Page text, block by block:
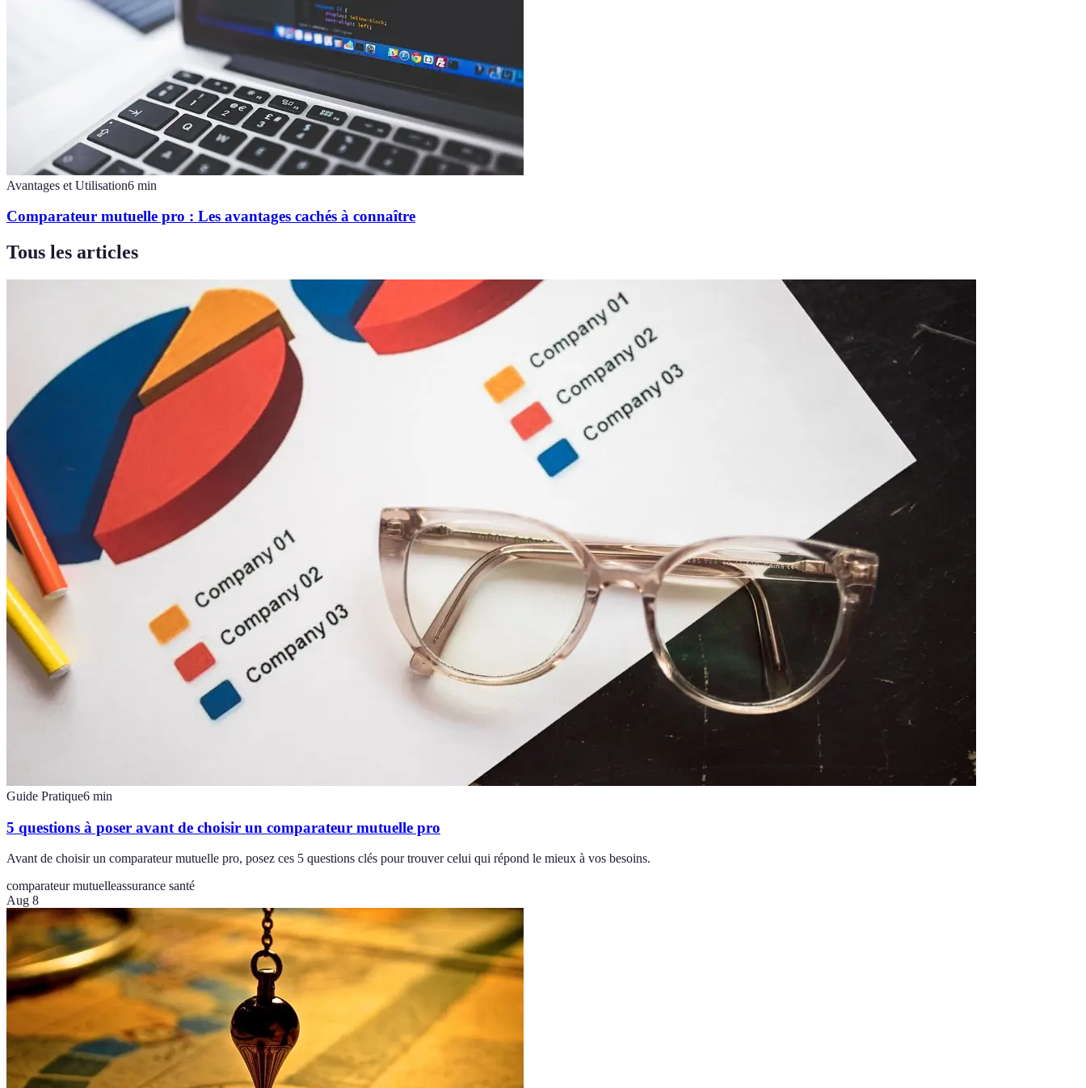
Avantages et Utilisation6 min
Comparateur mutuelle pro : Les avantages cachés à connaître
Tous les articles
Guide Pratique6 min
5 questions à poser avant de choisir un comparateur mutuelle pro
Avant de choisir un comparateur mutuelle pro, posez ces 5 questions clés pour trouver celui qui répond le mieux à vos besoins.
comparateur mutuelleassurance santé
Aug 8